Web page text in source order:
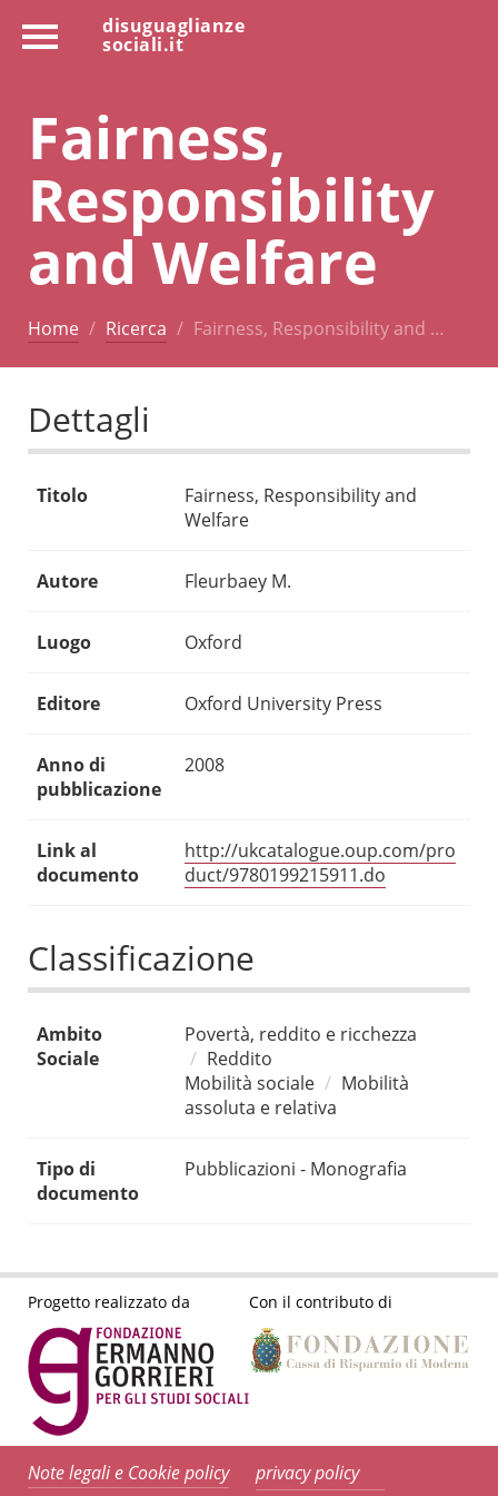
disuguaglianze
sociali.it
Fairness,
Responsibility
and Welfare
Home Ricerca Fairness, Responsibility and …
Dettagli
Titolo
Fairness, Responsibility and
Welfare
Autore Fleurbaey M.
Luogo Oxford
Editore Oxford University Press
Anno di
pubblicazione
2008
Link al
documento
http://ukcatalogue.oup.com/pro
duct/9780199215911.do
Classificazione
Ambito
Sociale
Povertà, reddito e ricchezza
Reddito
Mobilità sociale
Mobilità
assoluta e relativa
Tipo di
documento
Pubblicazioni - Monografia
Progetto realizzato da Con il contributo di
Note legali e Cookie policy privacy policy